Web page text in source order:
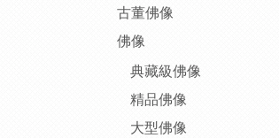
古董佛像
佛像
典藏級佛像
精品佛像
大型佛像